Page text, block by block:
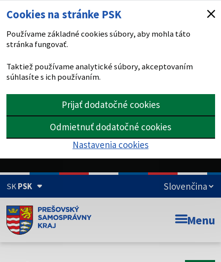
Cookies na stránke PSK
Používame základné cookies súbory, aby mohla táto
stránka fungovať.
Taktiež používame analytické súbory, akceptovaním
súhlasíte s ich používaním.
Prijať dodatočné cookies
Odmietnuť dodatočné cookies
Nastavenia cookies
SKPSK
Doména psk.sk je oficiálna
Toto je oficiálna webová stránka Prešovského
Menu